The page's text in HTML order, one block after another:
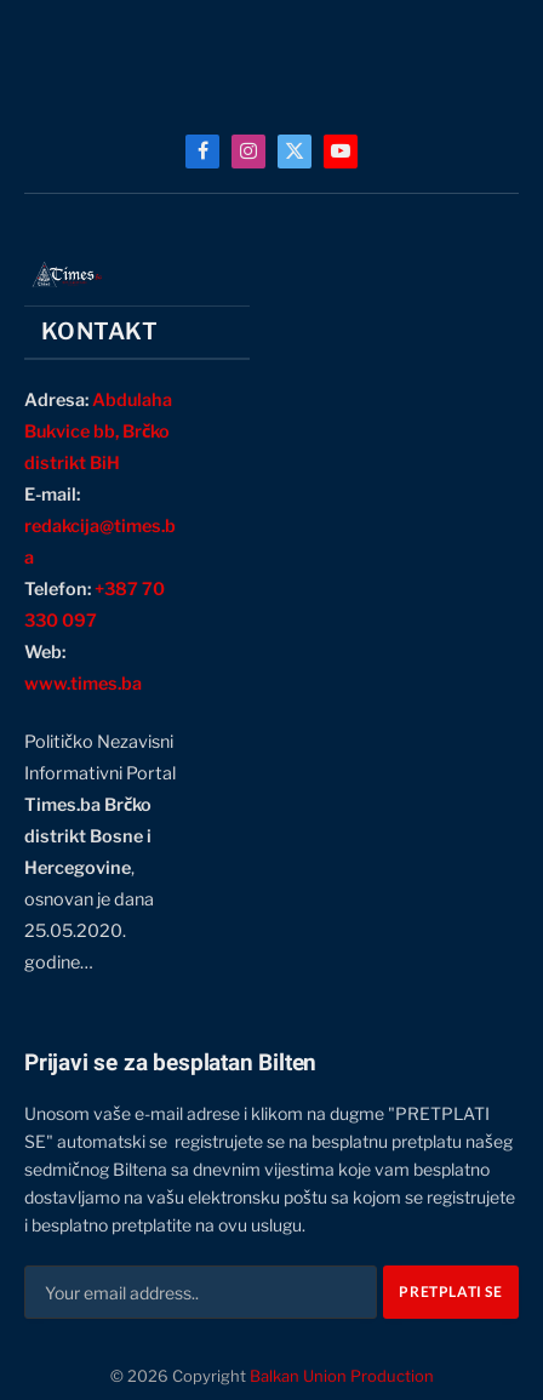
FacebookInstagram
X
YouTube
KONTAKT
Adresa:Abdulaha
Bukvice bb, Brčko
distrikt BiH
E-mail:
redakcija@times.b
a
Telefon:+387 70
330 097
Web:
www.times.ba
Političko Nezavisni
Informativni Portal
Times.ba Brčko
distrikt Bosne i
Hercegovine,
osnovan je dana
25.05.2020.
godine…
Prijavi se za besplatan Bilten
Unosom vaše e-mail adrese i klikom na dugme "PRETPLATI
SE" automatski se registrujete se na besplatnu pretplatu našeg
sedmičnog Biltena sa dnevnim vijestima koje vam besplatno
dostavljamo na vašu elektronsku poštu sa kojom se registrujete
i besplatno pretplatite na ovu uslugu.
© 2026 Copyright Balkan Union Production